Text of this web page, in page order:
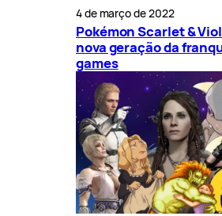
4 de março de 2022
Pokémon Scarlet &
nova geração da
games